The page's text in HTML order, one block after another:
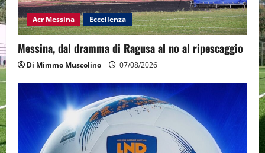
Acr Messina Eccellenza
Messina, dal dramma di Ragusa al no al ripescaggio
Di Mimmo Muscolino 07/08/2026